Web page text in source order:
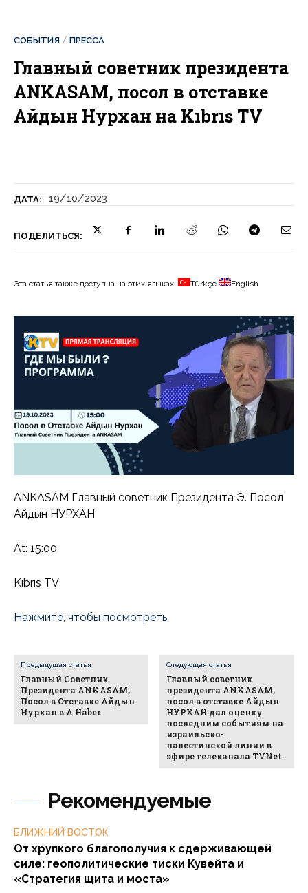
ДАТА: 19/10/2023
ПОДЕЛИТЬСЯ:
СОБЫТИЯ ПРЕССА
Главный советник президента
ANKASAM, посол в отставке
Айдын Нурхан на Kıbrıs TV
Рекомендуемые
БЛИЖНИЙ ВОСТОК
От хрупкого благополучия к сдерживающей
силе: геополитические тиски Кувейта и
«Стратегия щита и моста»
Эта статья также доступна на этих языках: Türkçe English
ANKASAM Главный советник Президента Э. Посол
Айдын НУРХАН
At: 15:00
Kıbrıs TV
Нажмите, чтобы посмотреть
Предыдущая статья
Главный Советник
Президента ANKASAM,
Посол в Отставке Айдын
Нурхан в A Haber
Следующая статья
Главный советник
президента ANKASAM,
посол в отставке Айдын
НУРХАН дал оценку
последним событиям на
израильско-
палестинской линии в
эфире телеканала TVNet.